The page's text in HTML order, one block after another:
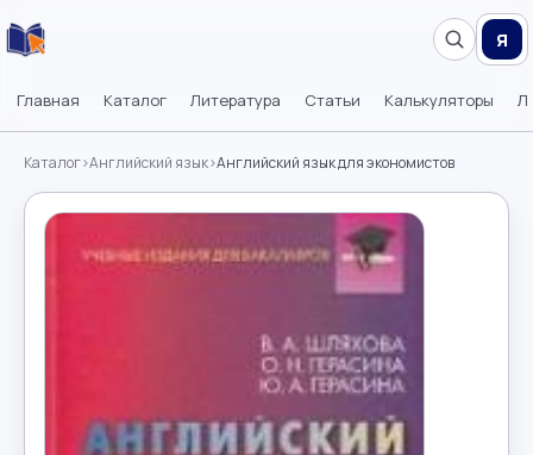
Главная Каталог Литература Статьи Калькуляторы
Я
Каталог›Английский язык›Английский язык для экономистов